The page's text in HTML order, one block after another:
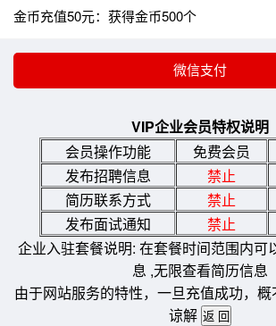
金币充值50元：获得金币500个
VIP企业会员特权说明
会员操作功能
免费会员
发布招聘信息
禁止
简历联系方式
禁止
发布面试通知
禁止
企业入驻套餐说明: 在套餐时间范围内可
息 ,无限查看简历信息
由于网站服务的特性，一旦充值成功，
谅解